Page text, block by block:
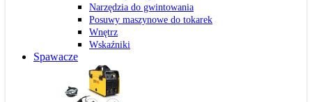
Narzędzia do gwintowania
Posuwy maszynowe do tokarek
Wnętrz
Wskaźniki
Spawacze